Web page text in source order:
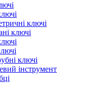
ключі
ключі
ключі
інструмент